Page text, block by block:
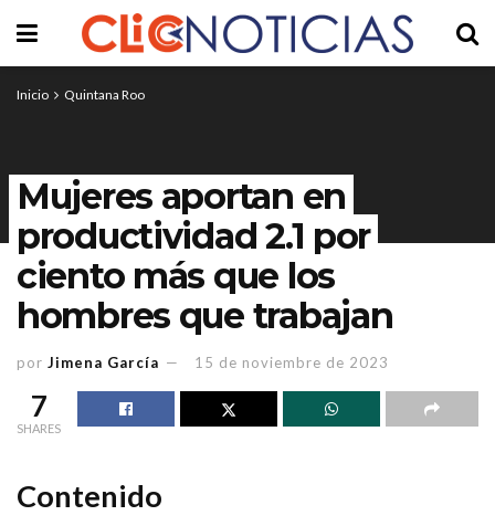
Inicio Quintana Roo
Mujeres aportan en
productividad 2.1 por
ciento más que los
hombres que trabajan
por Jimena García 15 de noviembre de 2023
7
SHARES
Contenido